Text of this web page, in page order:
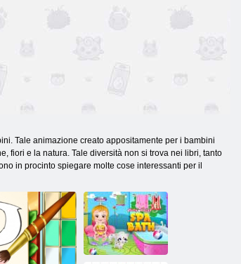
Tale animazione creato appositamente per i bambini
fiori e la natura. Tale diversità non si trova nei libri, tanto
in procinto spiegare molte cose interessanti per il